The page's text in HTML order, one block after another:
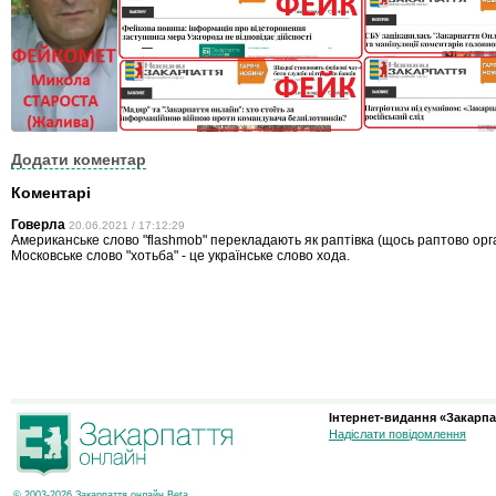
Додати коментар
Коментарі
Говерла 20.06.2021 / 17:12:29
Американське слово "flashmob" перекладають як раптівка (щось раптово
Московське слово "хотьба" - це українське слово хода.
Інтернет-видання
Надіслати повідомлення